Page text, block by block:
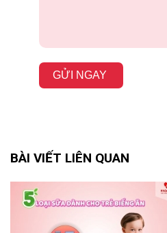
GỬI NGAY
BÀI VIẾT LIÊN QUAN